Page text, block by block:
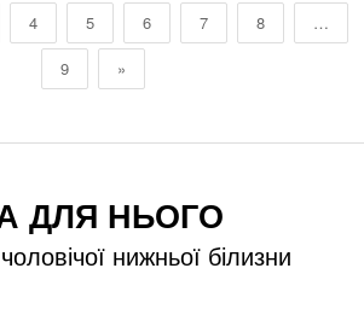
4 5 6 7 8
…
9
»
ДЛЯ НЬОГО
нижньої білизни